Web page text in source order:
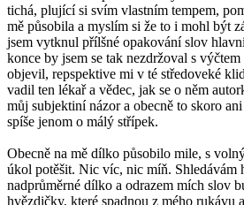
tichá, plující si svím vlastním tempem,
mě působila a myslím si že to i mohl být
jsem vytknul přílšné opakování slov
konce by jsem se tak nezdržoval s
objevil, repspektive mi v té středoveké
vadil ten lékař a vědec, jak se o něm
můj subjektiní názor a obecně to skoro
spíše jenom o málý střípek.
Obecně na mě dílko působilo mile, s
úkol potěšit. Nic víc, nic míň. Shledávám
nadprůměrné dílko a odrazem mích slov
hvězdičky, které spadnou z mého rukávu